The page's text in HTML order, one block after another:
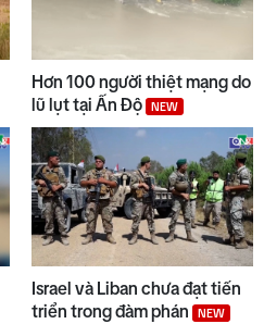
Hơn 100 người thiệt mạng do
lũ lụt tại Ấn Độ
NEW
Israel và Liban chưa đạt tiến
triển trong đàm phán
NEW